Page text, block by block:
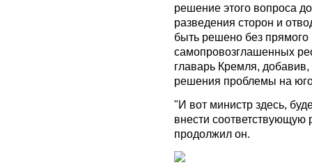
решение этого вопроса
разведения сторон и
быть решено без прямого
самопровозглашенных
главарь Кремля, добавив,
решения проблемы на
"И вот министр здесь,
внести
продолжил он.